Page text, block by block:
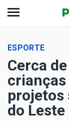
ESPORTE
Cerca
projetos
do Leste